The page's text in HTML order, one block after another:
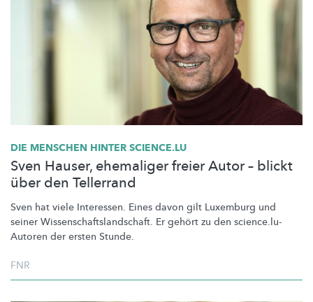
DIE MENSCHEN HINTER SCIENCE.LU
Sven Hauser, ehemaliger freier Autor – blickt
über den Tellerrand
Sven hat viele Interessen. Eines davon gilt Luxemburg und
seiner Wissenschaftslandschaft. Er gehört zu den science.lu-
Autoren der ersten Stunde.
FNR